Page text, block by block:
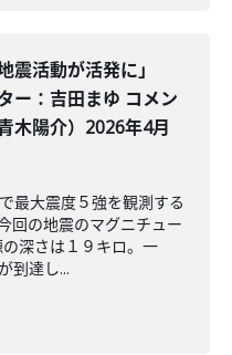
震活動が活発に」
ー：吉田まゆ コメン
木陽介）2026年4月
最大震度５強を観測する
回の地震のマグニチュー
深さは１９キロ。一
到達し...